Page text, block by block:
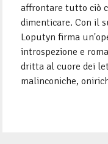
affrontare tutto ciò
dimenticare. Con il
Loputyn firma
introspezione e
dritta al cuore dei
malinconiche,